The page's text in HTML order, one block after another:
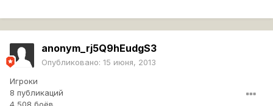
anonym_rj5Q9hEudgS3
Опубликовано: 15 июня, 2013
Игроки
8 публикаций